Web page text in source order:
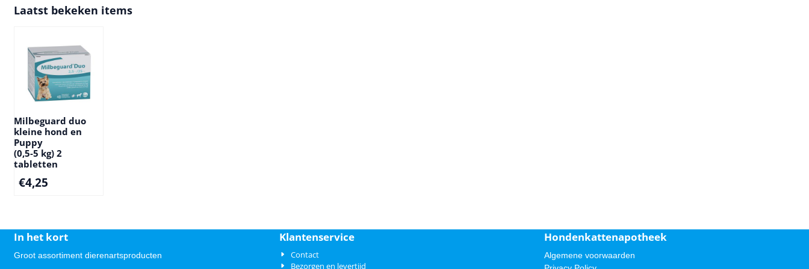
Laatst bekeken items
Milbeguard duo
kleine hond en
Puppy
(0,5-5 kg) 2
tabletten
€4,25
In het kort
Groot assortiment dierenartsproducten
Klantenservice
Contact
Bezorgen en levertijd
Hondenkattenapotheek
Algemene voorwaarden